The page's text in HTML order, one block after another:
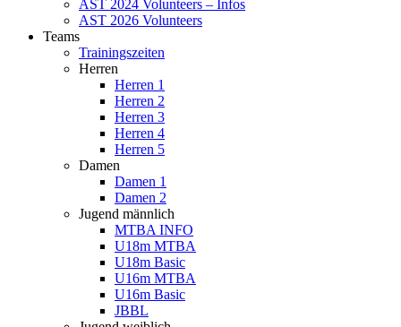
AST 2024 Volunteers – Infos
AST 2026 Volunteers
Teams
Trainingszeiten
Herren
Herren 1
Herren 2
Herren 3
Herren 4
Herren 5
Damen
Damen 1
Damen 2
Jugend männlich
MTBA INFO
U18m MTBA
U18m Basic
U16m MTBA
U16m Basic
JBBL